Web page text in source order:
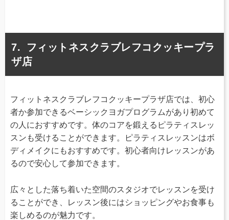
フィットネスクラブレフコクッキープラ
ザ店
フィットネスクラブレフコクッキープラザ店では、初心
者か参加できるベーシックヨガプログラムがあり初めて
の人におすすめです。体のコアを鍛えるピラティスレッ
スンも受けることができます。ピラティスレッスンはボ
ディメイクにもおすすめです。初心者向けレッスンがあ
るので安心して参加できます。
広々とした落ち着いた空間のスタジオでレッスンを受け
ることができ、レッスン後にはショッピングやお食事も
楽しめるのが魅力です。